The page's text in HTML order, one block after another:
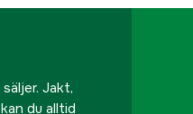
Jakt,
du alltid